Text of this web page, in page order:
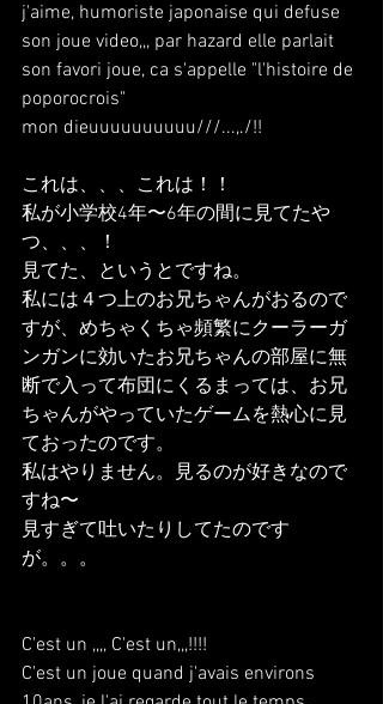
j'aime, humoriste japonaise qui defuse
son joue video,,, par hazard elle parlait
son favori joue, ca s'appelle "l'histoire de
poporocrois"
mon dieuuuuuuuuuu///...,./!!
これは、、、これは！！
私が小学校4年〜6年の間に見てたや
つ、、、！
見てた、というとですね。
私には４つ上のお兄ちゃんがおるので
すが、めちゃくちゃ頻繁にクーラーガ
ンガンに効いたお兄ちゃんの部屋に無
断で入って布団にくるまっては、お兄
ちゃんがやっていたゲームを熱心に見
ておったのです。
私はやりません。見るのが好きなので
すね〜
見すぎて吐いたりしてたのです
が。。。
C'est un ,,,, C'est un,,,!!!!
C'est un joue quand j'avais environs